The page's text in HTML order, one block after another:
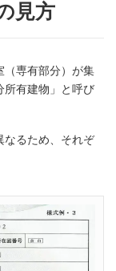
見方
（専有部分）が集
所有建物」と呼び
なるため、それぞ